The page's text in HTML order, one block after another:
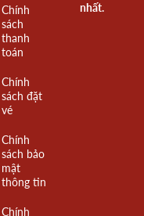
Chính
sách
thanh
toán
Chính
sách đặt
vé
Chính
sách bảo
mật
thông tin
Chính
nhất.